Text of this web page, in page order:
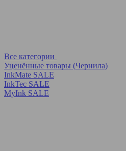
Все категории
Уценённые товары (Чернила)
InkMate SALE
InkTec SALE
MyInk SALE